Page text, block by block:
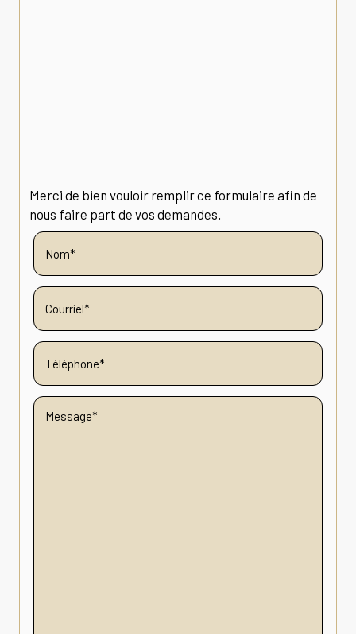
Merci de bien vouloir remplir ce formulaire afin de
nous faire part de vos demandes.